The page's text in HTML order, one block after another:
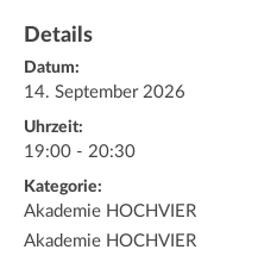
Details
Datum:
14. September 2026
Uhrzeit:
19:00 - 20:30
Kategorie:
Akademie HOCHVIER
Akademie HOCHVIER